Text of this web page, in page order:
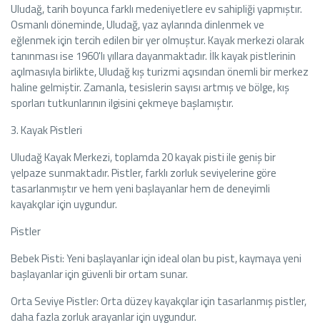
Uludağ, tarih boyunca farklı medeniyetlere ev sahipliği yapmıştır.
Osmanlı döneminde, Uludağ, yaz aylarında dinlenmek ve
eğlenmek için tercih edilen bir yer olmuştur. Kayak merkezi olarak
tanınması ise 1960'lı yıllara dayanmaktadır. İlk kayak pistlerinin
açılmasıyla birlikte, Uludağ kış turizmi açısından önemli bir merkez
haline gelmiştir. Zamanla, tesislerin sayısı artmış ve bölge, kış
sporları tutkunlarının ilgisini çekmeye başlamıştır.
3. Kayak Pistleri
Uludağ Kayak Merkezi, toplamda 20 kayak pisti ile geniş bir
yelpaze sunmaktadır. Pistler, farklı zorluk seviyelerine göre
tasarlanmıştır ve hem yeni başlayanlar hem de deneyimli
kayakçılar için uygundur.
Pistler
Bebek Pisti: Yeni başlayanlar için ideal olan bu pist, kaymaya yeni
başlayanlar için güvenli bir ortam sunar.
Orta Seviye Pistler: Orta düzey kayakçılar için tasarlanmış pistler,
daha fazla zorluk arayanlar için uygundur.